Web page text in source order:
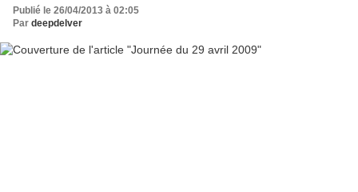
Publié le 26/04/2013 à 02:05
Par deepdelver